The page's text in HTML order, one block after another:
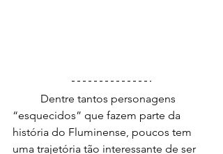
“esquecidos” que fazem parte da
história do Fluminense, poucos tem
uma trajetória tão interessante de ser